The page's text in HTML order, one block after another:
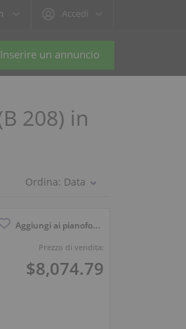
Accedi
Inserire un annuncio
208) in
Ordina: Data
Aggiungi ai pianoforti osservati
Prezzo di vendita:
$8,074.79